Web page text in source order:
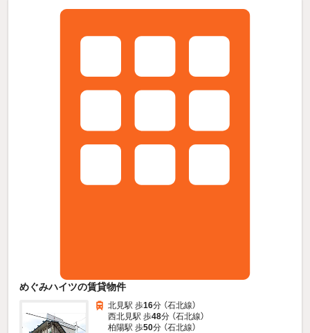
めぐみハイツの賃貸物件
北見駅 歩16分 （石北線）
西北見駅 歩48分 （石北線）
柏陽駅 歩50分 （石北線）